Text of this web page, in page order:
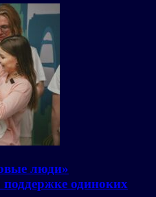
люди»
одиноких